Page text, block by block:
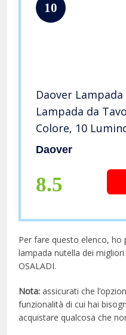
10
Daover Lampada
Lampada da
Colore, 10
Funzione di
Smartphone-Rosa
Daover
8.5
Per fare questo elenco, ho
lampada nutella dei
OSALADI.
Nota: assicurati che
funzionalità di cui hai
acquistare qualcosa che